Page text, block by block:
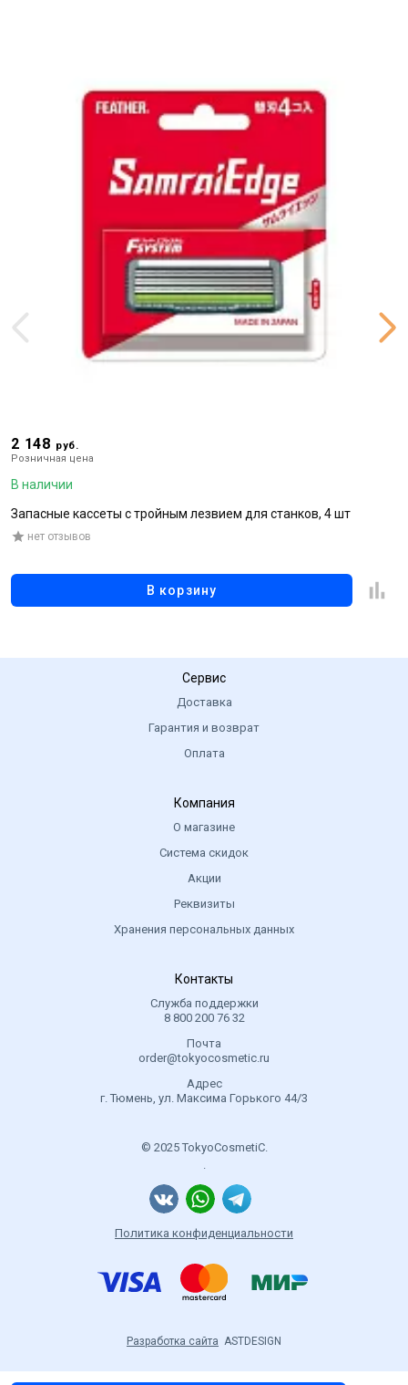
2 148 руб.
Розничная цена
В наличии
Запасные кассеты с тройным лезвием для станков, 4 шт
нет отзывов
В корзину
Сервис
Доставка
Гарантия и возврат
Оплата
Компания
О магазине
Система скидок
Акции
Реквизиты
Хранения персональных данных
Контакты
Служба поддержки
8 800 200 76 32
Почта
order@tokyocosmetic.ru
Адрес
г. Тюмень, ул. Максима Горького 44/3
© 2025 TokyoCosmetiC.
.
Политика конфиденциальности
Разработка сайта ASTDESIGN